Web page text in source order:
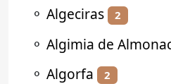
⚬ Algeciras 2
⚬ Algimia de
⚬ Algorfa 2